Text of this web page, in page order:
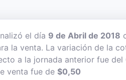
el día 9 de Abril de 2018
la venta. La variación de la
a la jornada anterior fue del
venta fue de $0,50